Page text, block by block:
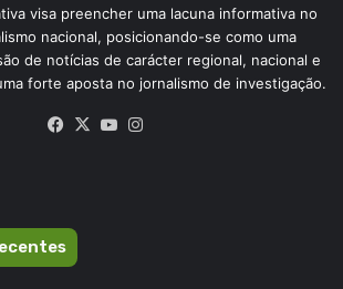
visa preencher uma lacuna informativa no
nacional, posicionando-se como uma
de notícias de carácter regional, nacional e
forte aposta no jornalismo de investigação.
Facebook
X YouTube